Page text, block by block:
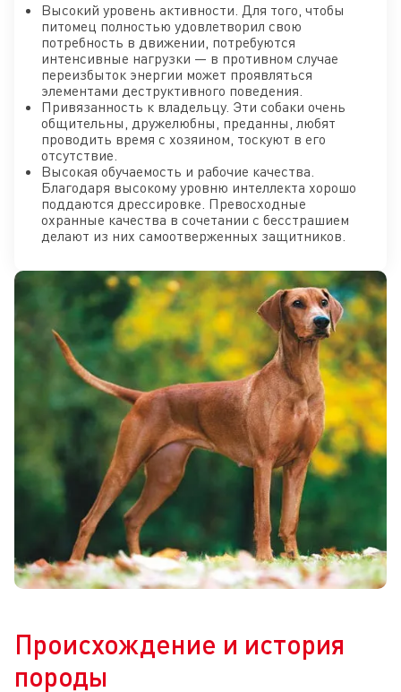
Высокий уровень активности. Для того, чтобы
питомец полностью удовлетворил свою
потребность в движении, потребуются
интенсивные нагрузки — в противном случае
переизбыток энергии может проявляться
элементами деструктивного поведения.
Привязанность к владельцу. Эти собаки очень
общительны, дружелюбны, преданны, любят
проводить время с хозяином, тоскуют в его
отсутствие.
Высокая обучаемость и рабочие качества.
Благодаря высокому уровню интеллекта хорошо
поддаются дрессировке. Превосходные
охранные качества в сочетании с бесстрашием
делают из них самоотверженных защитников.
Происхождение и история
породы